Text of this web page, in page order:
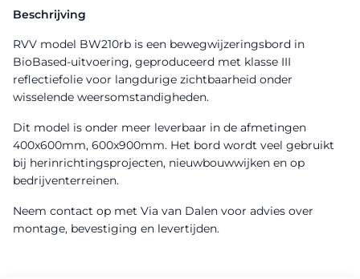
Beschrijving
RVV model BW210rb is een bewegwijzeringsbord in
BioBased-uitvoering, geproduceerd met klasse III
reflectiefolie voor langdurige zichtbaarheid onder
wisselende weersomstandigheden.
Dit model is onder meer leverbaar in de afmetingen
400x600mm, 600x900mm. Het bord wordt veel gebruikt
bij herinrichtingsprojecten, nieuwbouwwijken en op
bedrijventerreinen.
Neem contact op met Via van Dalen voor advies over
montage, bevestiging en levertijden.